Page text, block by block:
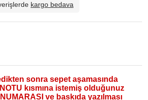
kargo bedava
sonra sepet aşamasında
kısmına istemiş olduğunuz
ve baskıda yazılması